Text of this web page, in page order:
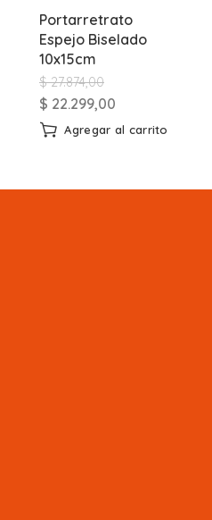
Portarretrato
Espejo Biselado
10x15cm
$27.874,00
$ 22.299,00
Agregar al carrito